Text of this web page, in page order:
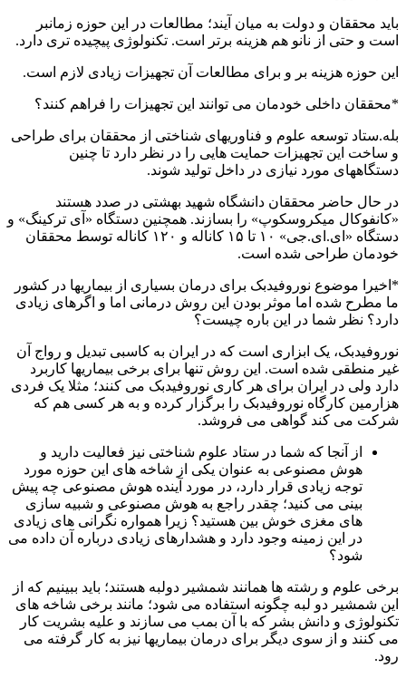
باید محققان و دولت به میان آیند؛ مطالعات در این حوزه زمانبر
است و حتی از نانو هم هزینه برتر است. تکنولوژی پیچیده تری دارد.
این حوزه هزینه بر و برای مطالعات آن تجهیزات زیادی لازم است.
*محققان داخلی خودمان می توانند این تجهیزات را فراهم کنند؟
بله.ستاد توسعه علوم و فناوریهای شناختی از محققان برای طراحی
و ساخت این تجهیزات حمایت هایی را در نظر دارد تا چنین
دستگاههای مورد نیازی در داخل تولید شوند.
در حال حاضر محققان دانشگاه شهید بهشتی در صدد هستند
«کانفوکال میکروسکوپ» را بسازند. همچنین دستگاه «آی ترکینگ» و
دستگاه «ای.ای.جی» ۱۰ تا ۱۵ کاناله و ۱۲۰ کاناله توسط محققان
خودمان طراحی شده است.
*اخیرا موضوع نوروفیدبک برای درمان بسیاری از بیماریها در کشور
ما مطرح شده اما موثر بودن این روش درمانی اما و اگرهای زیادی
دارد؟ نظر شما در این باره چیست؟
نوروفیدبک، یک ابزاری است که در ایران به کاسبی تبدیل و رواج آن
غیر منطقی شده است. این روش تنها برای برخی بیماریها کاربرد
دارد ولی در ایران برای هر کاری نوروفیدبک می کنند؛ مثلا یک فردی
هزارمین کارگاه نوروفیدبک را برگزار کرده و به هر کسی هم که
شرکت می کند گواهی می فروشد.
از آنجا که شما در ستاد علوم شناختی نیز فعالیت دارید و
هوش مصنوعی به عنوان یکی از شاخه های این حوزه مورد
توجه زیادی قرار دارد، در مورد آینده هوش مصنوعی چه پیش
بینی می کنید؛ چقدر راجع به هوش مصنوعی و شبیه سازی
های مغزی خوش بین هستید؟ زیرا همواره نگرانی های زیادی
در این زمینه وجود دارد و هشدارهای زیادی درباره آن داده می
شود؟
برخی علوم و رشته ها همانند شمشیر دولبه هستند؛ باید ببینیم که از
این شمشیر دو لبه چگونه استفاده می شود؛ مانند برخی شاخه های
تکنولوژی و دانش بشر که با آن بمب می سازند و علیه بشریت کار
می کنند و از سوی دیگر برای درمان بیماریها نیز به کار گرفته می
رود.